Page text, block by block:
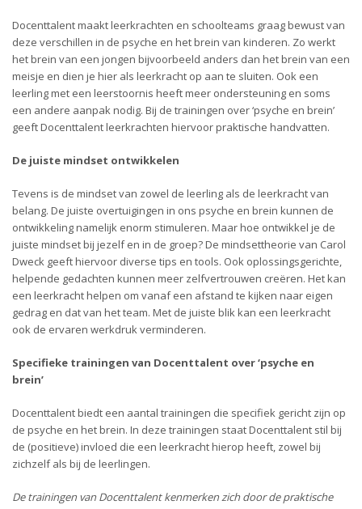
Docenttalent maakt leerkrachten en schoolteams graag bewust van
deze verschillen in de psyche en het brein van kinderen. Zo werkt
het brein van een jongen bijvoorbeeld anders dan het brein van een
meisje en dien je hier als leerkracht op aan te sluiten. Ook een
leerling met een leerstoornis heeft meer ondersteuning en soms
een andere aanpak nodig. Bij de trainingen over ‘psyche en brein’
geeft Docenttalent leerkrachten hiervoor praktische handvatten.
De juiste mindset ontwikkelen
Tevens is de mindset van zowel de leerling als de leerkracht van
belang. De juiste overtuigingen in ons psyche en brein kunnen de
ontwikkeling namelijk enorm stimuleren. Maar hoe ontwikkel je de
juiste mindset bij jezelf en in de groep? De mindsettheorie van Carol
Dweck geeft hiervoor diverse tips en tools. Ook oplossingsgerichte,
helpende gedachten kunnen meer zelfvertrouwen creëren. Het kan
een leerkracht helpen om vanaf een afstand te kijken naar eigen
gedrag en dat van het team. Met de juiste blik kan een leerkracht
ook de ervaren werkdruk verminderen.
Specifieke trainingen van Docenttalent over ‘psyche en
brein’
Docenttalent biedt een aantal trainingen die specifiek gericht zijn op
de psyche en het brein. In deze trainingen staat Docenttalent stil bij
de (positieve) invloed die een leerkracht hierop heeft, zowel bij
zichzelf als bij de leerlingen.
De trainingen van Docenttalent kenmerken zich door de praktische